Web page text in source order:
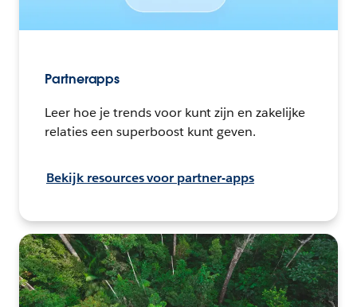
Partnerapps
Leer hoe je trends voor kunt zijn en zakelijke
relaties een superboost kunt geven.
Bekijk resources voor partner-apps